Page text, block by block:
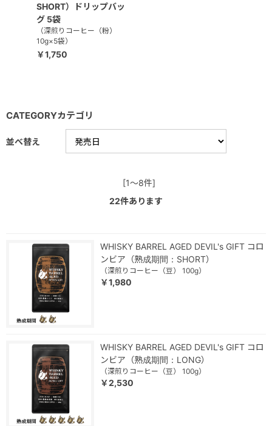
SHORT）ドリップバッ
グ 5袋
（深煎りコーヒー（粉）
10g×5袋）
￥1,750
CATEGORYカテゴリ
並べ替え
[1～8件]
22件あります
WHISKY BARREL AGED DEVIL's GIFT コロ
ンビア（熟成期間：SHORT）
（深煎りコーヒー（豆） 100g）
￥1,980
WHISKY BARREL AGED DEVIL's GIFT コロ
ンビア（熟成期間：LONG）
（深煎りコーヒー（豆） 100g）
￥2,530